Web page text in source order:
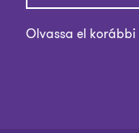
Olvassa el korábbi